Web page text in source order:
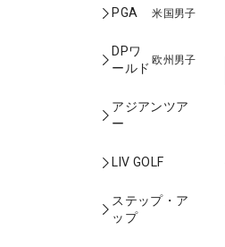
PGA 米国男子
DPワ
ールド
欧州男子
アジアンツア
ー
LIV GOLF
ステップ・ア
ップ